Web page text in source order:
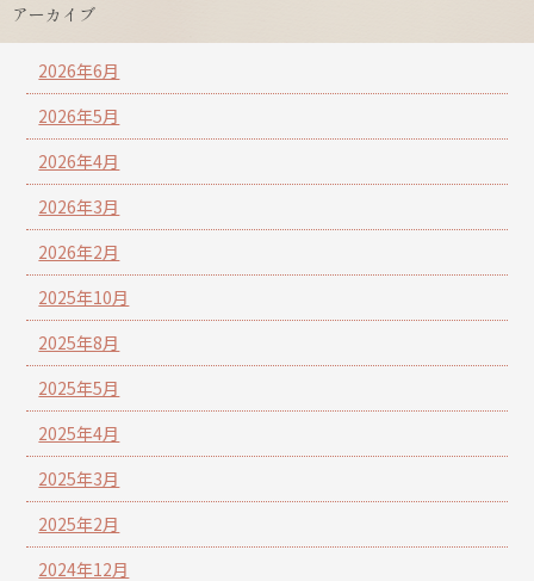
アーカイブ
2026年6月
2026年5月
2026年4月
2026年3月
2026年2月
2025年10月
2025年8月
2025年5月
2025年4月
2025年3月
2025年2月
2024年12月